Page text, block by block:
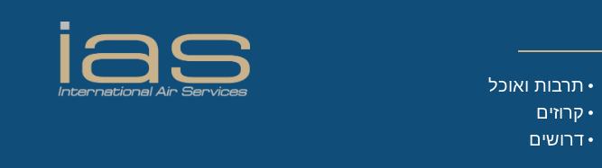
תרבות ואוכל
קרוזים
דרושים